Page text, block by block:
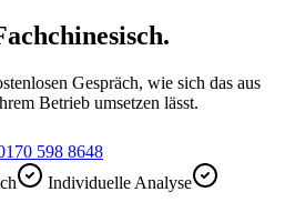
Gespräch, wie sich das aus
Betrieb umsetzen lässt.
598 8648
Individuelle Analyse